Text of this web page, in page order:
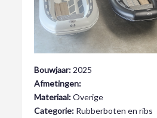
Bouwjaar: 2025
Afmetingen:
Materiaal:Overige
Categorie: Rubberboten en ribs